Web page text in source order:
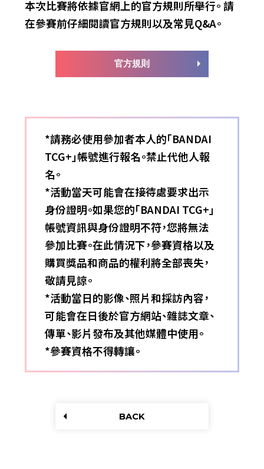
本次比賽將依據官網上的官方規則所舉行。請
在參賽前仔細閱讀官方規則以及常見Q&A。
官方規則
*請務必使用參加者本人的「BANDAI
TCG+」帳號進行報名。禁止代他人報
名。
*活動當天可能會在接待處要求出示
身份證明。如果您的「BANDAI TCG+」
帳號資訊與身份證明不符，您將無法
參加比賽。在此情況下，參賽資格以及
購買獎品和商品的權利將全部喪失，
敬請見諒。
*活動當日的影像、照片和採訪內容，
可能會在日後於官方網站、雜誌文章、
傳單、影片發布及其他媒體中使用。
*參賽資格不得轉讓。
BACK